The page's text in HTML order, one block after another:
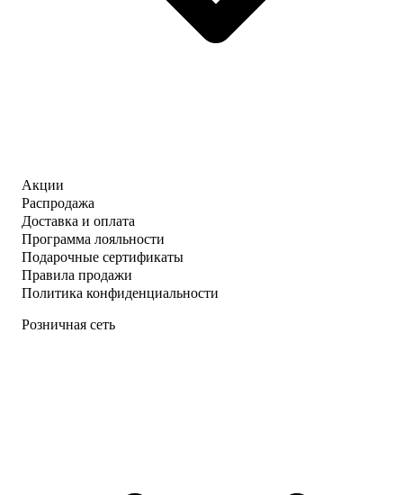
Акции
Распродажа
Доставка и оплата
Программа лояльности
Подарочные сертификаты
Правила продажи
Политика конфиденциальности
Розничная сеть